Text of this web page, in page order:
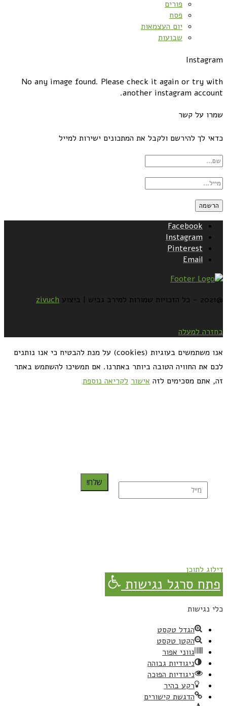
פורים
פסח
יום העצמאות
שבועות
Instagram
No any image found. Please check it again or try with
another instagram account.
שמרו על קשר
כדאי לך להירשם ולקבל את המתכונים ישירות למייל
Facebook
Instagram
Pinterest
Email
@2021 - כל הזכויות שמורות למירב גביש | ביצוע zivuch
בחזרה למעלה
אנו משתמשים בעוגיות (cookies) על מנת להבטיח כי אנו נותנים
לכם את החוויה הטובה ביותר באתרנו. אם תמשיכו להשתמש באתר
זה, אתם מסכימים לזה אישור לקריאה נוספת
שלח!
דילוג לתוכן
פתח סרגל נגישות
כלי נגישות
הגדל טקסט
הקטן טקסט
גווני אפור
ניגודיות גבוהה
ניגודיות הפוכה
רקע בהיר
הדגשת קישורים